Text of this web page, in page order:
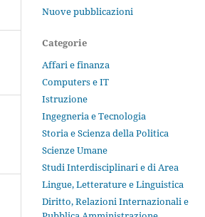
Nuove pubblicazioni
Categorie
Affari e finanza
Computers e IT
Istruzione
Ingegneria e Tecnologia
Storia e Scienza della Politica
Scienze Umane
Studi Interdisciplinari e di Area
Lingue, Letterature e Linguistica
Diritto, Relazioni Internazionali e